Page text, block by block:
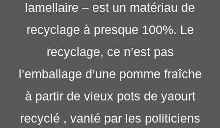
lamellaire – est un matériau de
recyclage à presque 100%. Le
recyclage, ce n’est pas
l’emballage d’une pomme fraîche
à partir de vieux pots de yaourt
recyclé , vanté par les politiciens